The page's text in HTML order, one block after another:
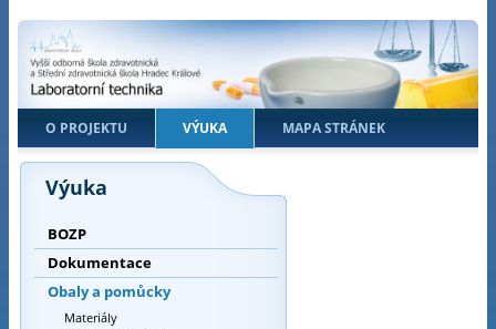
O PROJEKTU VÝUKA MAPA STRÁNEK
Výuka
BOZP
Dokumentace
Obaly a pomůcky
Materiály